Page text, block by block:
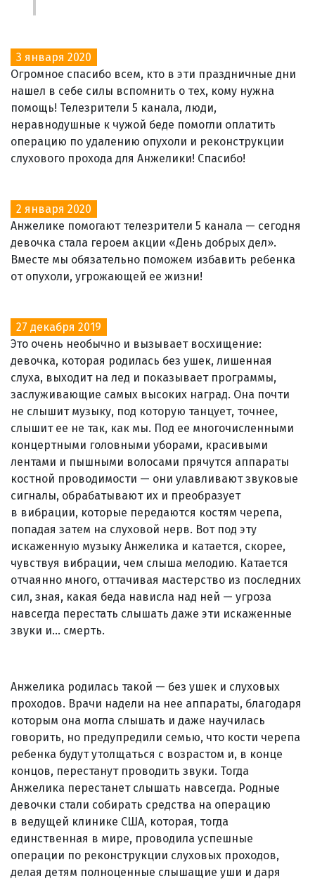
3 января 2020
Огромное спасибо всем, кто в эти праздничные дни
нашел в себе силы вспомнить о тех, кому нужна
помощь! Телезрители 5 канала, люди,
неравнодушные к чужой беде помогли оплатить
операцию по удалению опухоли и реконструкции
слухового прохода для Анжелики! Спасибо!
2 января 2020
Анжелике помогают телезрители 5 канала — сегодня
девочка стала героем акции «День добрых дел».
Вместе мы обязательно поможем избавить ребенка
от опухоли, угрожающей ее жизни!
27 декабря 2019
Это очень необычно и вызывает восхищение:
девочка, которая родилась без ушек, лишенная
слуха, выходит на лед и показывает программы,
заслуживающие самых высоких наград. Она почти
не слышит музыку, под которую танцует, точнее,
слышит ее не так, как мы. Под ее многочисленными
концертными головными уборами, красивыми
лентами и пышными волосами прячутся аппараты
костной проводимости — они улавливают звуковые
сигналы, обрабатывают их и преобразует
в вибрации, которые передаются костям черепа,
попадая затем на слуховой нерв. Вот под эту
искаженную музыку Анжелика и катается, скорее,
чувствуя вибрации, чем слыша мелодию. Катается
отчаянно много, оттачивая мастерство из последних
сил, зная, какая беда нависла над ней — угроза
навсегда перестать слышать даже эти искаженные
звуки и... смерть.
Анжелика родилась такой — без ушек и слуховых
проходов. Врачи надели на нее аппараты, благодаря
которым она могла слышать и даже научилась
говорить, но предупредили семью, что кости черепа
ребенка будут утолщаться с возрастом и, в конце
концов, перестанут проводить звуки. Тогда
Анжелика перестанет слышать навсегда. Родные
девочки стали собирать средства на операцию
в ведущей клинике США, которая, тогда
единственная в мире, проводила успешные
операции по реконструкции слуховых проходов,
делая детям полноценные слышащие уши и даря